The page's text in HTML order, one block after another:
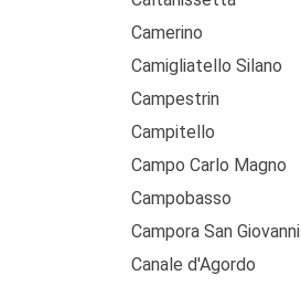
Camerino
Camigliatello Silano
Campestrin
Campitello
Campo Carlo Magno
Campobasso
Campora San Giovanni
Canale d'Agordo